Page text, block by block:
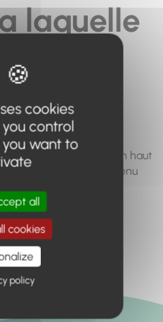
laquelle
à
n'existe
plus.
moteur de recherche en haut
pour trouver le contenu
l'accueil
cookies
control
want to
all
cookies
policy